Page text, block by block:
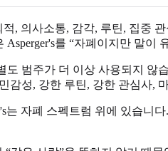
적, 의사소통, 감각, 루틴, 집중
를 “자폐이지만 말
도 범주가 더 이상 사용되지
감성, 강한 루틴, 강한 관심사,
는 자폐 스펙트럼 위에 있습니